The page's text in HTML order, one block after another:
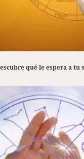
qué le espera a tu